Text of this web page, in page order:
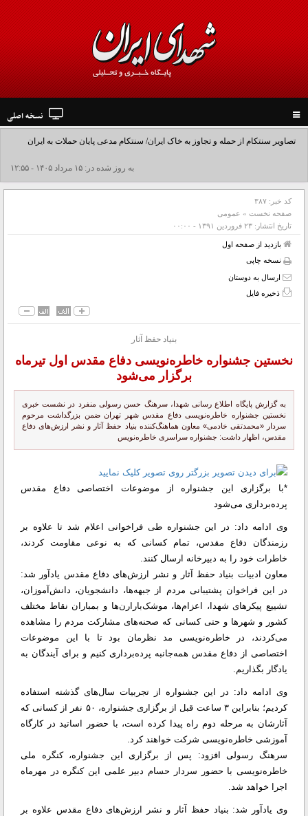
navigation
نسخه اصلی
تصاویر سنتکام از حمله و تجاوز به خاک ایران/ سنتکام مدعی پایان حملات به ایران
شد+فیلم به روز شده در: ۱۵ مرداد ۱۴۰۵ - ۱۲:۵۵
کد خبر: ۳۸۷
صفحه نخست » عمومی
تاریخ انتشار: ۲۳ فروردين ۱۳۹۱ - ۰۰:۰۰
بازدید از صفحه اول
نسخه چاپی
ارسال به دوستان
ذخیره فایل
بنیاد حفظ آثار
نخستین جشنواره خاطره‌نویسی دفاع مقدس اول تیرماه
برگزار می‌شود
به گزارش پایگاه اطلاع رسانی شهدا، سرهنگ حسن رسولی‌ منفرد در نشست خبری
نخستین جشنواره خاطره‌نویسی دفاع مقدس شهر تهران ضمن بزرگداشت مرحوم
سردار «محمدتقی خادمی» معاون هماهنگ‌کننده بنیاد حفظ آثار و نشر ارزش‌های دفاع
مقدس، اظهار داشت: جشنواره سراسری خاطره‌نویس
*با برگزاری این جشنواره از موضوعات اختصاصی دفاع مقدس
پرده‌برداری می‌شود
وی ادامه داد: در این جشنواره طی فراخوانی اعلام شد تا علاوه بر
رزمندگان دفاع مقدس، تمام کسانی که به نوعی مقاومت ‌کردند،
خاطرات خود را به دبیرخانه ارسال کنند.
معاون ادبیات بنیاد حفظ آثار و نشر ارزش‌های دفاع مقدس یادآور شد:
در این فراخوان پشتیبانی مردم از جبهه‌ها، دانشجویان، دانش‌آموزان،
تشییع پیکرهای شهدا، اعزام‌ها، موشک‌بارارن‌ها و بمباران‌ نقاط مختلف
کشور و شهرها و حتی کسانی که صحنه‌های مشارکت مردم را مشاهده
می‌کردند، در خاطره‌نویسی مد نظرمان بود تا با این موضوعات
اختصاصی از دفاع مقدس همه‌جانبه‌ پرده‌برداری کنیم و برای آیندگان به
یادگار بگذاریم.
وی ادامه داد: در این جشنواره از تجربیات سال‌های گذشته استفاده
کردیم؛ بنابراین ۳ ساعت قبل از برگزاری جشنواره، ۵۰ نفر از کسانی که
آثارشان به مرحله دوم راه پیدا کرده است، با حضور اساتید در کارگاه
آموزشی خاطره‌نویسی شرکت خواهند کرد.
سرهنگ رسولی افزود: پس از برگزاری این جشنواره، کنگره ملی
خاطره‌نویسی با حضور سردار حسام دبیر علمی این کنگره در مهرماه
اجرا خواهد شد.
وی یادآور شد: بنیاد حفظ آثار و نشر ارزش‌های دفاع مقدس علاوه بر